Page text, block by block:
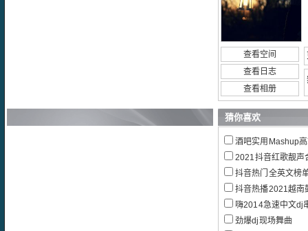
查看空间
查看日志
查看相册
猜你喜欢
酒吧实用Mashup高
2021抖音红歌靓声
抖音热门全英文榜单
抖音热播2021越南鼓
嗨2014急速中文dj
劲爆dj现场舞曲